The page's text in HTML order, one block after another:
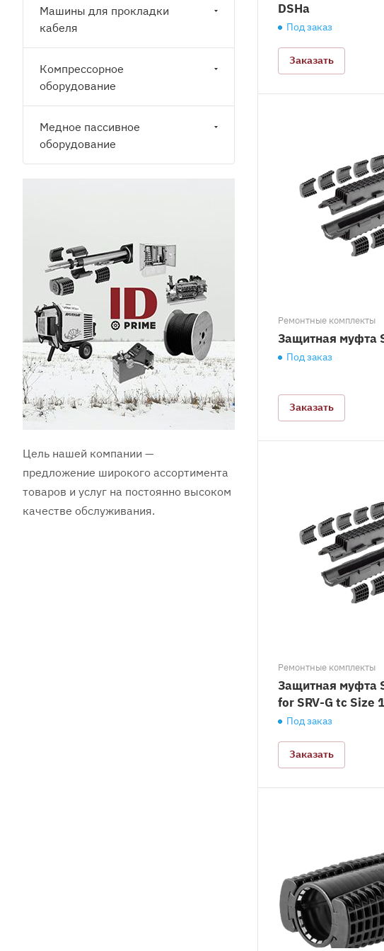
DSHa
Под заказ
Заказать
Ремонтные комплекты
Защитная муфта
Под заказ
Заказать
Ремонтные комплекты
Защитная муфта
for SRV-G tc Size 1
Под заказ
Заказать
Машины для прокладки
кабеля
Компрессорное
оборудование
Медное пассивное
оборудование
Цель нашей компании —
предложение широкого ассортимента
товаров и услуг на постоянно высоком
качестве обслуживания.